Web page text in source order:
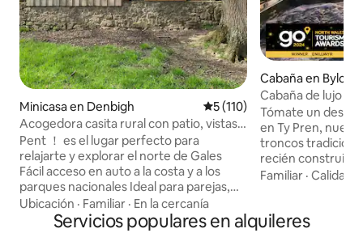
Minicasa en Denbigh Calificación promedio: 5 de
5 (110)
Acogedora casita rural con patio, vistas y
estufa de leña
Pent ！ es el lugar perfecto para
relajarte y explorar el norte de Gales
Fácil acceso en auto a la costa y a los
parques nacionales Ideal para parejas,
profesionales y padres con bebés
pequeños 11.0 Pago Quemador de leña,
Ubicación · Familiar · En la cercanía
Cabaña en
Cabaña de lujo
leña y vistas.
Tómate un
en Ty Pren,
troncos
recién construida
de hidromasaje,
campo privado
Familiar ·Calidad-
Servicios populares en alquileres